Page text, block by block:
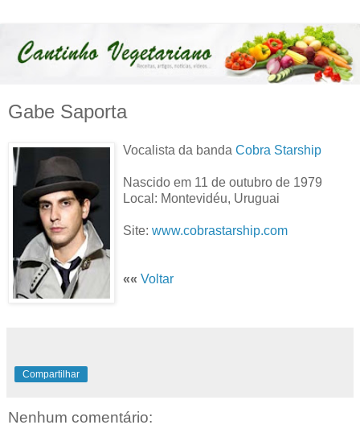
Gabe Saporta
Vocalista da banda Cobra Starship
Nascido em 11 de outubro de 1979
Local: Montevidéu, Uruguai
Site: www.cobrastarship.com
«« Voltar
Compartilhar
Nenhum comentário: